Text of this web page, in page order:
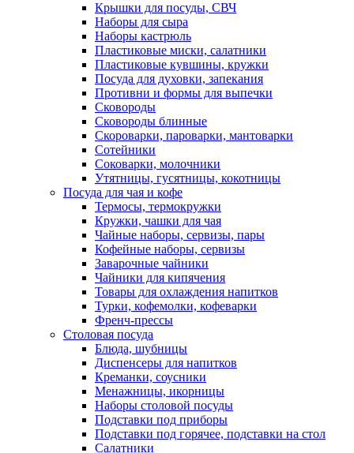
Крышки для посуды, СВЧ
Наборы для сыра
Наборы кастрюль
Пластиковые миски, салатники
Пластиковые кувшины, кружки
Посуда для духовки, запекания
Противни и формы для выпечки
Сковороды
Сковороды блинные
Скороварки, пароварки, мантоварки
Сотейники
Соковарки, молочники
Утятницы, гусятницы, кокотницы
Посуда для чая и кофе
Термосы, термокружки
Кружки, чашки для чая
Чайные наборы, сервизы, пары
Кофейные наборы, сервизы
Заварочные чайники
Чайники для кипячения
Товары для охлаждения напитков
Турки, кофемолки, кофеварки
Френч-прессы
Столовая посуда
Блюда, шубницы
Диспенсеры для напитков
Креманки, соусники
Менажницы, икорницы
Наборы столовой посуды
Подставки под приборы
Подставки под горячее, подставки на стол
Салатники